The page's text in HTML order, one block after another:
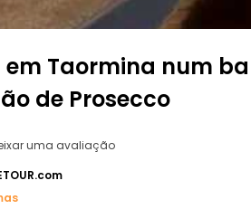
em Taormina num
de Prosecco
uma avaliação